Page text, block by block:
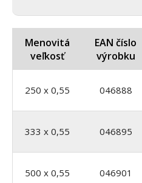
Menovitá
veľkosť
EAN číslo
výrobku
250 x 0,55 046888
333 x 0,55 046895
500 x 0,55 046901